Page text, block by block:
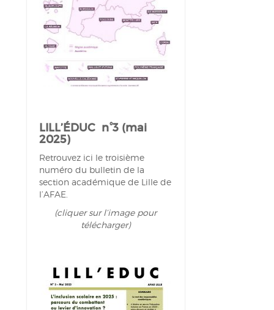
LILL’ÉDUC n°3 (mai
2025)
Retrouvez ici le troisième
numéro du bulletin de la
section académique de Lille de
l’AFAE.
(cliquer sur l’image pour
télécharger)